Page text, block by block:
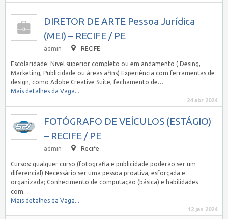
DIRETOR DE ARTE Pessoa Jurídica
(MEI) – RECIFE / PE
admin RECIFE
Escolaridade: Nivel superior completo ou em andamento ( Desing,
Marketing, Publicidade ou áreas afins) Experiência com ferramentas de
design, como Adobe Creative Suite, fechamento de…
Mais detalhes da Vaga...
24 abr 2024
FOTÓGRAFO DE VEÍCULOS (ESTÁGIO)
– RECIFE / PE
admin Recife
Cursos: qualquer curso (fotografia e publicidade poderão ser um
diferencial) Necessário ser uma pessoa proativa, esforçada e
organizada; Conhecimento de computação (básica) e habilidades
com…
Mais detalhes da Vaga...
12 jan 2024